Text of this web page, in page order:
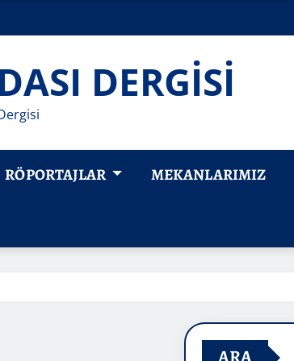
DERGİSİ
RÖPORTAJLAR MEKANLARIMIZ